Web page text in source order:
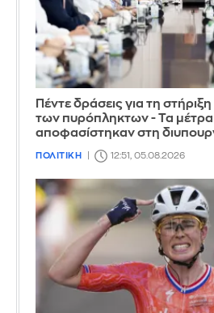
Πέντε δράσεις για τη στήριξη
των πυρόπληκτων - Τα
αποφασίστηκαν στη
ΠΟΛΙΤΙΚΗ 12:51, 05.08.2026